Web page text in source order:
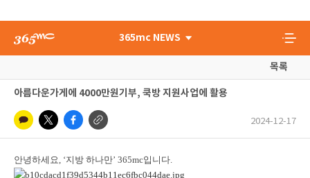
365mc NEWS
목록
아름다운가게에 4000만원기부, 쿡방 지원사업에 활용
2024-12-17
안녕하세요, ‘지방 하나만’ 365mc입니다.